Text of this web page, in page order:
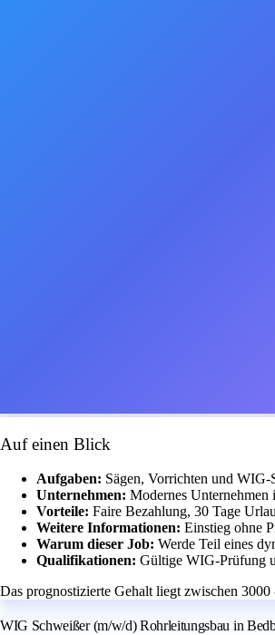
Auf einen Blick
Aufgaben: Sägen, Vorrichten und
Unternehmen: Modernes Unternehmen
Vorteile: Faire Bezahlung, 30 Tage
Weitere Informationen: Einstieg ohne
Warum dieser Job: Werde Teil eines
Qualifikationen: Gültige WIG-Prüfung
Das prognostizierte Gehalt liegt zwischen
WIG Schweißer (m/w/d) Rohrleitungsbau in